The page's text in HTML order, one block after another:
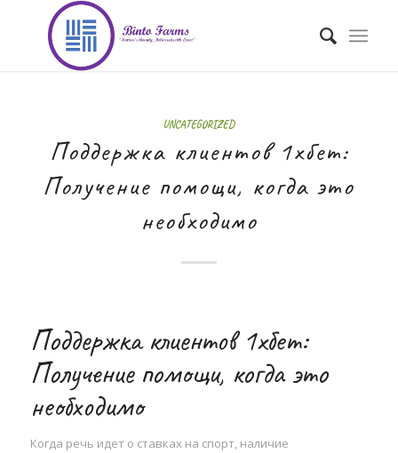
UNCATEGORIZED
Поддержка клиентов 1хбет:
Получение помощи, когда это
необходимо
Поддержка клиентов 1хбет:
Получение помощи, когда это
необходимо
Когда речь идет о ставках на спорт, наличие